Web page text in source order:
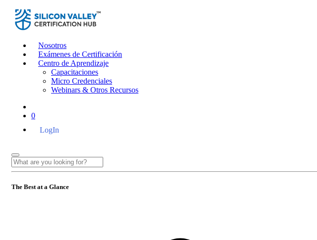
Nosotros
Exámenes de Certificación
Centro de Aprendizaje
Capacitaciones
Micro Credenciales
Webinars & Otros Recursos
0
LogIn
The Best at a Glance